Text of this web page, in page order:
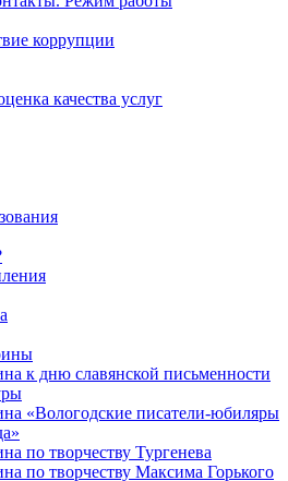
коррупции
качества услуг
к дню славянской письменности
«Вологодские писатели-юбиляры
по творчеству Тургенева
по творчеству Максима Горького